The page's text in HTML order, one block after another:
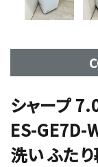
シャープ
ES-GE7D-
洗い ふた